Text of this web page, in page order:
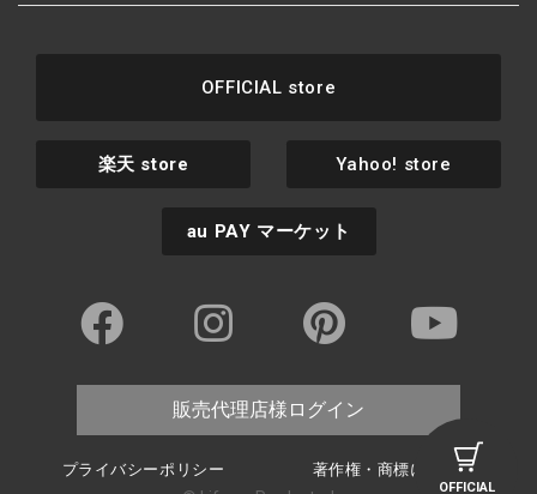
OFFICIAL
OFFICIAL store
楽天 store Yahoo! store
au PAY マーケット
販売代理店様ログイン
プライバシーポリシー 著作権・商標について